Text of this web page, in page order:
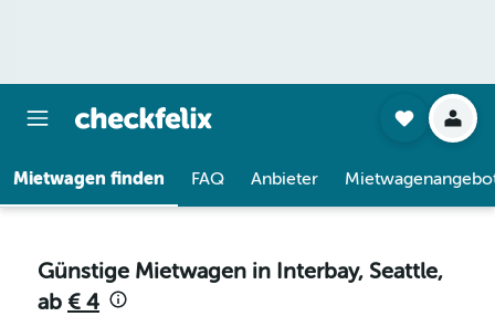
Mietwagen finden FAQ Anbieter
Günstige Mietwagen in Interbay, Seattle,
ab € 4